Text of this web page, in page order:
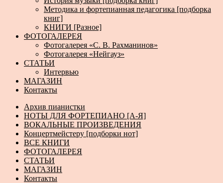
Методика и фортепианная педагогика [подборка
книг]
КНИГИ [Разное]
ФОТОГАЛЕРЕЯ
Фотогалерея «С. В. Рахманинов»
Фотогалерея «Нейгауз»
СТАТЬИ
Интервью
МАГАЗИН
Контакты
Архив пианистки
НОТЫ ДЛЯ ФОРТЕПИАНО [А-Я]
ВОКАЛЬНЫЕ ПРОИЗВЕДЕНИЯ
Концертмейстеру [подборки нот]
ВСЕ КНИГИ
ФОТОГАЛЕРЕЯ
СТАТЬИ
МАГАЗИН
Контакты